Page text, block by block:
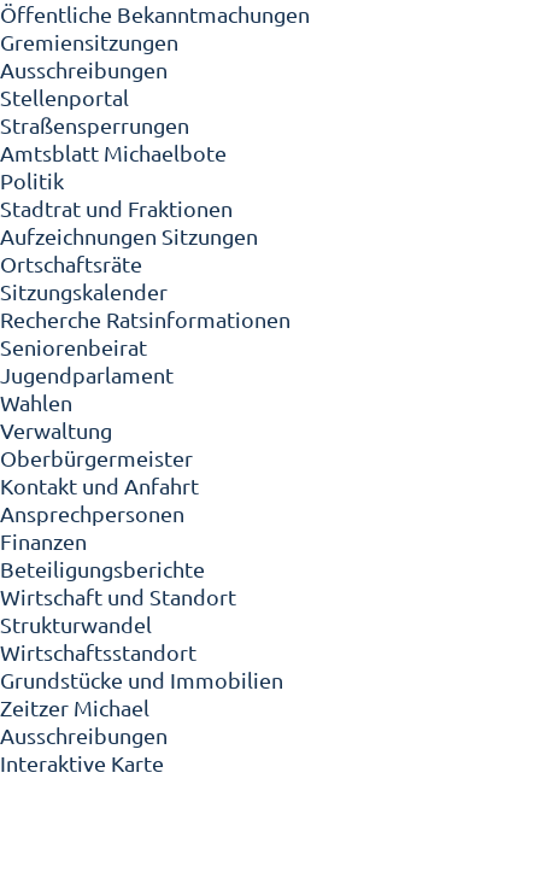
Öffentliche Bekanntmachungen
Gremiensitzungen
Ausschreibungen
Stellenportal
Straßensperrungen
Amtsblatt Michaelbote
Politik
Stadtrat und Fraktionen
Aufzeichnungen Sitzungen
Ortschaftsräte
Sitzungskalender
Recherche Ratsinformationen
Seniorenbeirat
Jugendparlament
Wahlen
Verwaltung
Oberbürgermeister
Kontakt und Anfahrt
Ansprechpersonen
Finanzen
Beteiligungsberichte
Wirtschaft und Standort
Strukturwandel
Wirtschaftsstandort
Grundstücke und Immobilien
Zeitzer Michael
Ausschreibungen
Interaktive Karte